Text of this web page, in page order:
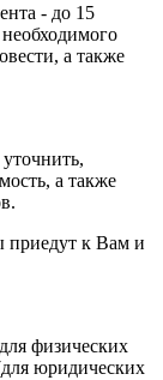
- до 15
а также
а также
приедут к Вам и
физических
юридических